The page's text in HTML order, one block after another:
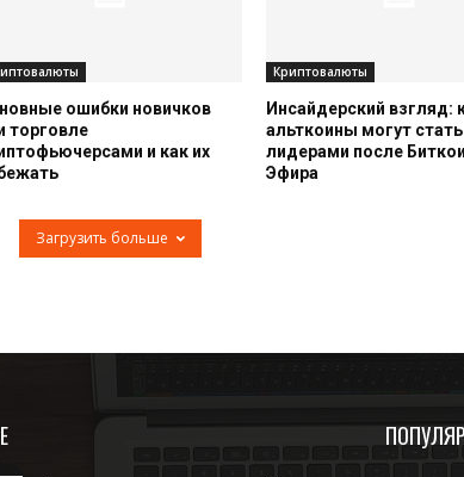
ошибки новичков
торговле
и как их
Криптовалюты
Инсайдерский взгляд:
альткоины могут стать
лидерами после
Эфира
Загрузить больше